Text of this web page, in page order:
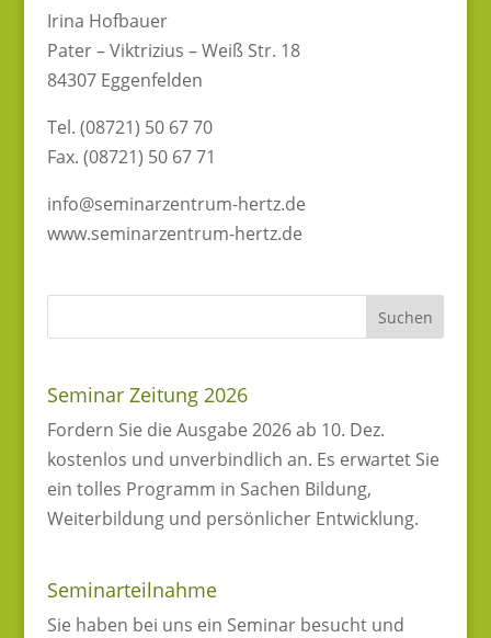
Irina Hofbauer
Pater – Viktrizius – Weiß Str. 18
84307 Eggenfelden
Tel. (08721) 50 67 70
Fax. (08721) 50 67 71
info@seminarzentrum-hertz.de
www.seminarzentrum-hertz.de
Seminar Zeitung 2026
Fordern Sie die Ausgabe 2026 ab 10. Dez.
kostenlos und unverbindlich an. Es erwartet Sie
ein tolles Programm in Sachen Bildung,
Weiterbildung und persönlicher Entwicklung.
Seminarteilnahme
Sie haben bei uns ein Seminar besucht und